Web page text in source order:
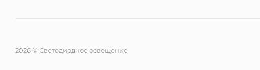
2026 © Светодиодное освещение